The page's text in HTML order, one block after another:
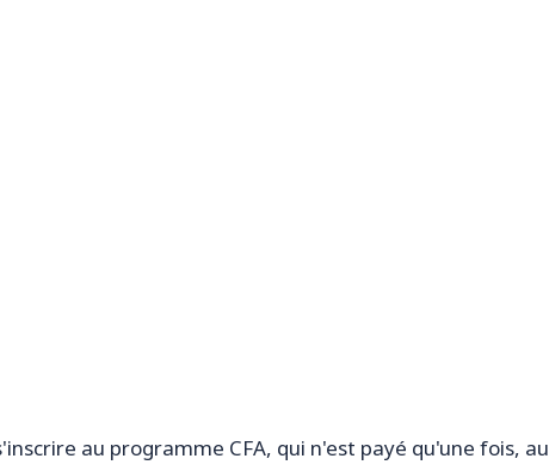
au programme CFA, qui n'est payé qu'une fois, au